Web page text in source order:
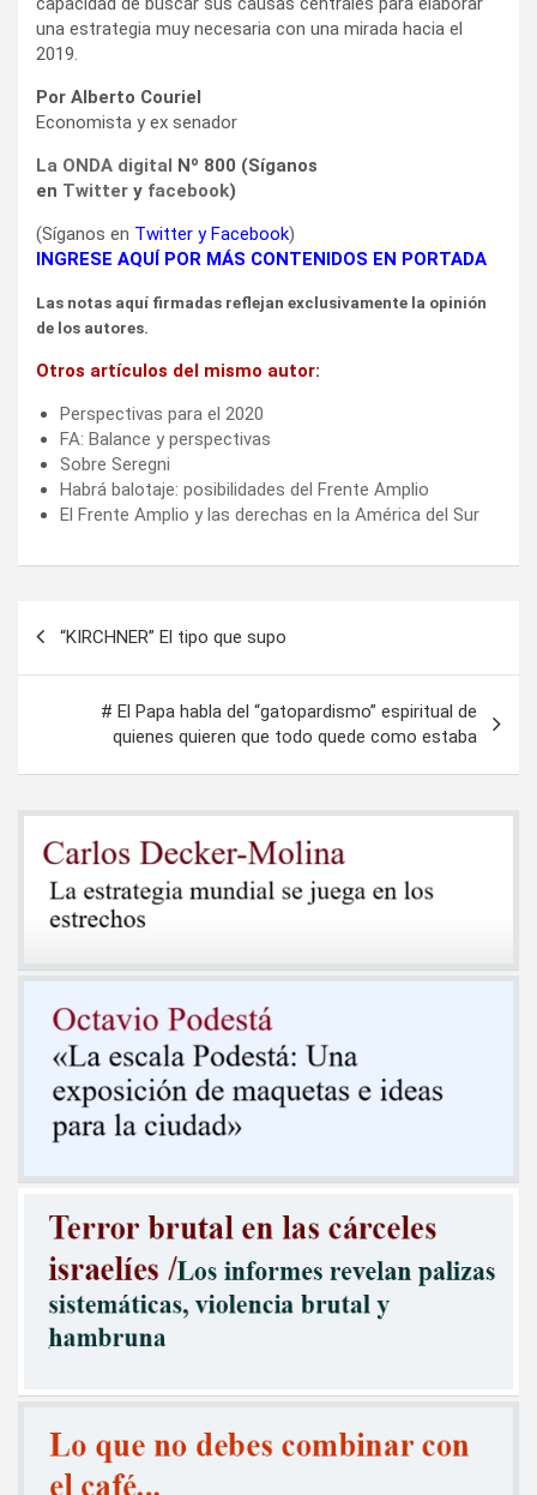
una estrategia muy necesaria con una mirada hacia el
2019.
Por Alberto Couriel
Economista y ex senador
La ONDA digital Nº 800 (Síganos
en Twitter y facebook)
(Síganos en Twitter yFacebook)
INGRESE AQUÍ POR MÁS CONTENIDOS EN PORTADA
Las notas aquí firmadas reflejan exclusivamente la opinión
de los autores.
Otros artículos del mismo autor:
Perspectivas para el 2020
FA: Balance y perspectivas
Sobre Seregni
Habrá balotaje: posibilidades del Frente Amplio
El Frente Amplio y las derechas en la América del Sur
entradas
“KIRCHNER” El tipo que supo
# El Papa habla del “gatopardismo” espiritual de
quienes quieren que todo quede como estaba